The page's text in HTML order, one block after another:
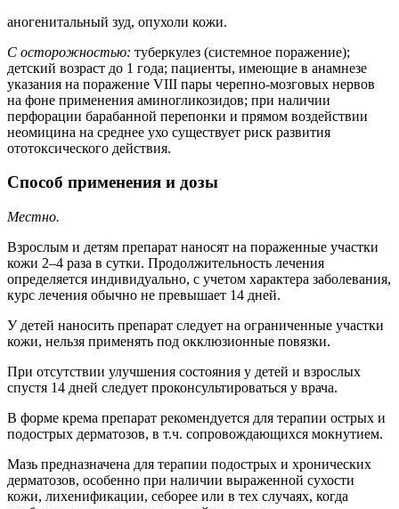
аногенитальный зуд, опухоли кожи.
С осторожностью: туберкулез (системное поражение);
детский возраст до 1 года; пациенты, имеющие в анамнезе
указания на поражение VIII пары черепно-мозговых нервов
на фоне применения аминогликозидов; при наличии
перфорации барабанной перепонки и прямом воздействии
неомицина на среднее ухо существует риск развития
ототоксического действия.
Способ применения и дозы
Местно.
Взрослым и детям препарат наносят на пораженные участки
кожи 2–4 раза в сутки. Продолжительность лечения
определяется индивидуально, с учетом характера заболевания,
курс лечения обычно не превышает 14 дней.
У детей наносить препарат следует на ограниченные участки
кожи, нельзя применять под окклюзионные повязки.
При отсутствии улучшения состояния у детей и взрослых
спустя 14 дней следует проконсультироваться у врача.
В форме крема препарат рекомендуется для терапии острых и
подострых дерматозов, в т.ч. сопровождающихся мокнутием.
Мазь предназначена для терапии подострых и хронических
дерматозов, особенно при наличии выраженной сухости
кожи, лихенификации, себорее или в тех случаях, когда